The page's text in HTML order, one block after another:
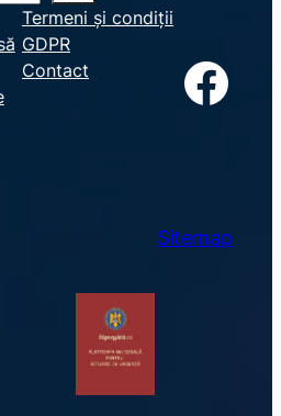
Termeni și condiții
GDPR
Contact
Facebook
Sitemap